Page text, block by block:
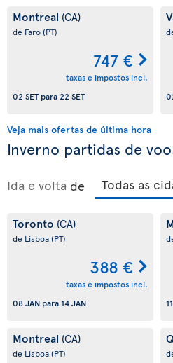
Montreal (CA)
de Faro(PT)
747 €
taxas e impostos incl.
02 SETpara22 SET
Veja mais ofertas de última hora
Inverno partidas de
Ida e volta de
Toronto (CA)
de Lisboa(PT)
388 €
taxas e impostos incl.
08 JAN para 14 JAN
Montreal (CA)
de Lisboa(PT)